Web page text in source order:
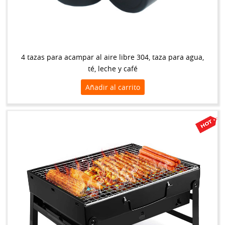
4 tazas para acampar al aire libre 304, taza para agua,
té, leche y café
Añadir al carrito